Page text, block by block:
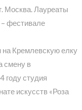
Москва. Лауреаты
фестивале
Кремлевскую елку
смену в
году студия
искусств «Роза